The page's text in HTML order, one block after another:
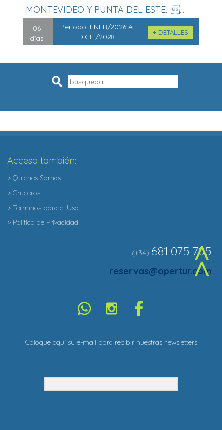
MONTEVIDEO Y PUNTA DEL ESTE…...
06
días
Período: ENER/2026 A
DICIE/2028
+ DETALLES
Pesquisar
^
Acceso también:
> Quienes Somos
> Cruceros
> Terminos para el Uso
> Política de Privacidad
(+34) 681 075 705
reservas@opertur.com
Coloque aquí su e-mail para recibir nuestras newsletters